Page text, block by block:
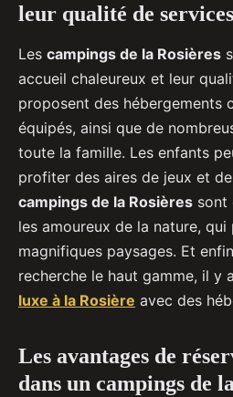
leur qualité de services
Les campings de la Rosières
accueil chaleureux et leur
proposent des hébergements
équipés, ainsi que de
toute la famille. Les enfants
profiter des aires de jeux et
campings de la Rosières sont
les amoureux de la nature,
magnifiques paysages. Et
recherche le haut gamme, il y
luxe à la Rosière avec des
Les avantages de
dans un campings de